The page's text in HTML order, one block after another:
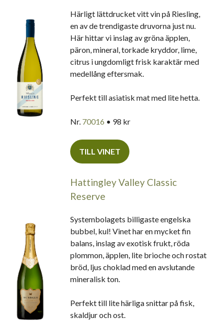
Härligt lättdrucket vitt vin på Riesling,
en av de trendigaste druvorna just nu.
Här hittar vi inslag av gröna äpplen,
päron, mineral, torkade kryddor, lime,
citrus i ungdomligt frisk karaktär med
medellång eftersmak.
Perfekt till asiatisk mat med lite hetta.
Nr. 70016 • 98 kr
TILL VINET
Hattingley Valley Classic
Reserve
Systembolagets billigaste engelska
bubbel, kul! Vinet har en mycket fin
balans, inslag av exotisk frukt, röda
plommon, äpplen, lite brioche och rostat
bröd, ljus choklad med en avslutande
mineralisk ton.
Perfekt till lite härliga snittar på fisk,
skaldjur och ost.